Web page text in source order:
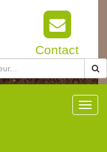
Contact